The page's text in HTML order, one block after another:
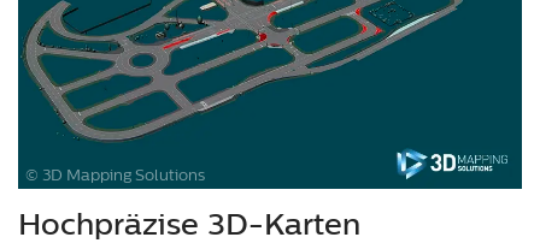
© 3D Mapping Solutions
Hochpräzise 3D-Karten